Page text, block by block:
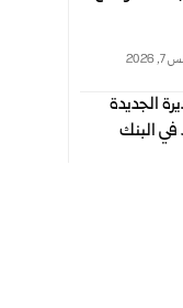
الجديدة
البنك